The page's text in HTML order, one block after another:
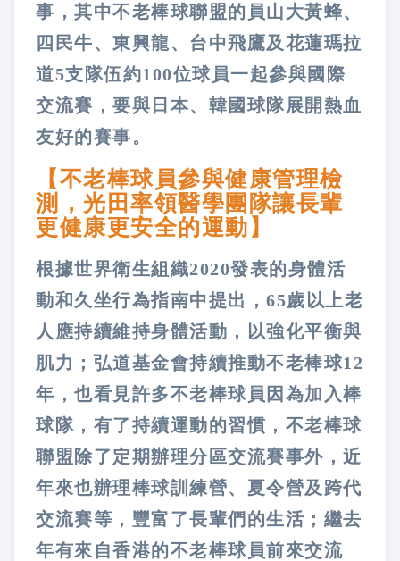
事，其中不老棒球聯盟的員山大黃蜂、
四民牛、東興龍、台中飛鷹及花蓮瑪拉
道5支隊伍約100位球員一起參與國際
交流賽，要與日本、韓國球隊展開熱血
友好的賽事。
【不老棒球員參與健康管理檢
測，光田率領醫學團隊讓長輩
更健康更安全的運動】
根據世界衛生組織2020發表的身體活
動和久坐行為指南中提出，65歲以上老
人應持續維持身體活動，以強化平衡與
肌力；弘道基金會持續推動不老棒球12
年，也看見許多不老棒球員因為加入棒
球隊，有了持續運動的習慣，不老棒球
聯盟除了定期辦理分區交流賽事外，近
年來也辦理棒球訓練營、夏令營及跨代
交流賽等，豐富了長輩們的生活；繼去
年有來自香港的不老棒球員前來交流